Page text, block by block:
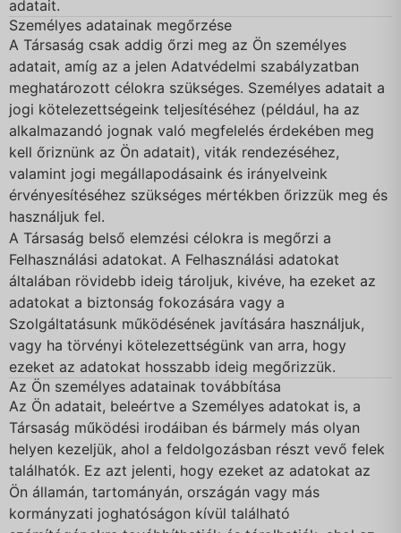
adatait.
Személyes adatainak megőrzése
A Társaság csak addig őrzi meg az Ön személyes
adatait, amíg az a jelen Adatvédelmi szabályzatban
meghatározott célokra szükséges. Személyes adatait a
jogi kötelezettségeink teljesítéséhez (például, ha az
alkalmazandó jognak való megfelelés érdekében meg
kell őriznünk az Ön adatait), viták rendezéséhez,
valamint jogi megállapodásaink és irányelveink
érvényesítéséhez szükséges mértékben őrizzük meg és
használjuk fel.
A Társaság belső elemzési célokra is megőrzi a
Felhasználási adatokat. A Felhasználási adatokat
általában rövidebb ideig tároljuk, kivéve, ha ezeket az
adatokat a biztonság fokozására vagy a
Szolgáltatásunk működésének javítására használjuk,
vagy ha törvényi kötelezettségünk van arra, hogy
ezeket az adatokat hosszabb ideig megőrizzük.
Az Ön személyes adatainak továbbítása
Az Ön adatait, beleértve a Személyes adatokat is, a
Társaság működési irodáiban és bármely más olyan
helyen kezeljük, ahol a feldolgozásban részt vevő felek
találhatók. Ez azt jelenti, hogy ezeket az adatokat az
Ön államán, tartományán, országán vagy más
kormányzati joghatóságon kívül található